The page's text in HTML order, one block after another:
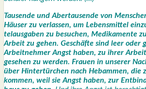
Tau­sen­de und Aber­tau­sen­de von
Häu­ser zu ver­las­sen, um Lebens­mit­tel
tel­aus­ga­ben zu besu­chen, Medi­ka­men­te
Arbeit zu gehen. Geschäf­te sind leer oder
Arbeit­neh­mer Angst haben, zu ihrer
gese­hen zu wer­den. Frau­en in unse­rer
über Hin­ter­tür­chen nach Heb­am­men, die
kom­men, weil sie Angst haben, zur